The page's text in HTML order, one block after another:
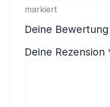
markiert
Deine Bewertung
Deine Rezension